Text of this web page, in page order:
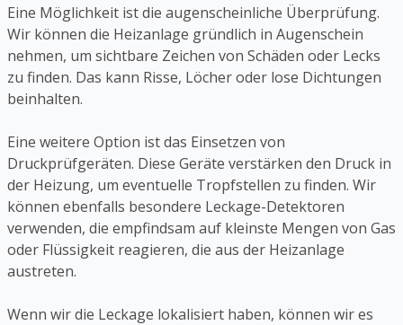
Eine Möglichkeit ist die augenscheinliche Überprüfung.
Wir können die Heizanlage gründlich in Augenschein
nehmen, um sichtbare Zeichen von Schäden oder Lecks
zu finden. Das kann Risse, Löcher oder lose Dichtungen
beinhalten.
Eine weitere Option ist das Einsetzen von
Druckprüfgeräten. Diese Geräte verstärken den Druck in
der Heizung, um eventuelle Tropfstellen zu finden. Wir
können ebenfalls besondere Leckage-Detektoren
verwenden, die empfindsam auf kleinste Mengen von Gas
oder Flüssigkeit reagieren, die aus der Heizanlage
austreten.
Wenn wir die Leckage lokalisiert haben, können wir es